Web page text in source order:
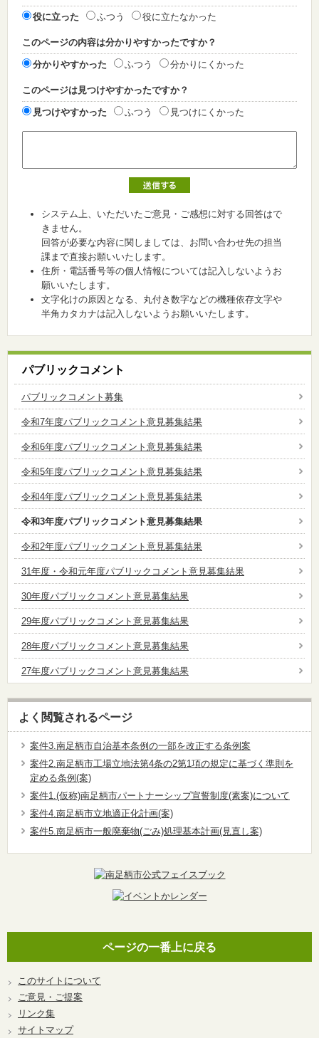
役に立った ふつう 役に立たなかった
このページの内容は分かりやすかったですか？
分かりやすかった ふつう 分かりにくかった
このページは見つけやすかったですか？
見つけやすかった ふつう 見つけにくかった
システム上、いただいたご意見・ご感想に対する回答はで
きません。
回答が必要な内容に関しましては、お問い合わせ先の担当
課まで直接お願いいたします。
住所・電話番号等の個人情報については記入しないようお
願いいたします。
文字化けの原因となる、丸付き数字などの機種依存文字や
半角カタカナは記入しないようお願いいたします。
パブリックコメント
パブリックコメント募集
令和7年度パブリックコメント意見募集結果
令和6年度パブリックコメント意見募集結果
令和5年度パブリックコメント意見募集結果
令和4年度パブリックコメント意見募集結果
令和3年度パブリックコメント意見募集結果
令和2年度パブリックコメント意見募集結果
31年度・令和元年度パブリックコメント意見募集結果
30年度パブリックコメント意見募集結果
29年度パブリックコメント意見募集結果
28年度パブリックコメント意見募集結果
27年度パブリックコメント意見募集結果
よく閲覧されるページ
案件3.南足柄市自治基本条例の一部を改正する条例案
案件2.南足柄市工場立地法第4条の2第1項の規定に基づく準則を
定める条例(案)
案件1.(仮称)南足柄市パートナーシップ宣誓制度(素案)について
案件4.南足柄市立地適正化計画(案)
案件5.南足柄市一般廃棄物(ごみ)処理基本計画(見直し案)
ページの一番上に戻る
このサイトについて
ご意見・ご提案
リンク集
サイトマップ